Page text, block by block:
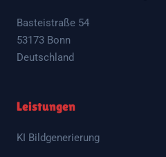
Basteistraße 54
53173 Bonn
Deutschland
Leistungen
KI Bildgenerierung